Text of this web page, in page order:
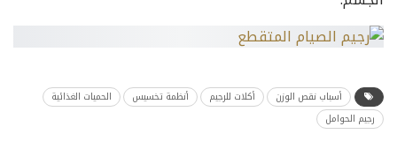
أسباب نقص الوزن أكلات للرجيم أنظمة تخسيس
الحميات الغذائية
رجيم الحوامل